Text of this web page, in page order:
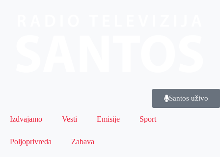
Santos uživo
Izdvajamo Vesti Emisije Sport
Poljoprivreda Zabava